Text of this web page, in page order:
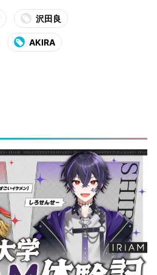
沢田良
AKIRA